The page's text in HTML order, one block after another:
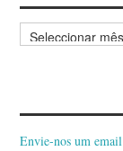
Arquivo
Envie-nos um